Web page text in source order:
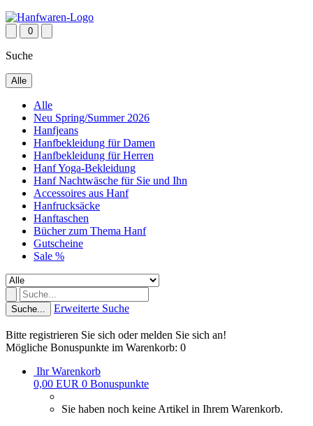
0
Suche
Alle
Alle
Neu Spring/Summer 2026
Hanfjeans
Hanfbekleidung für Damen
Hanfbekleidung für Herren
Hanf Yoga-Bekleidung
Hanf Nachtwäsche für Sie und Ihn
Accessoires aus Hanf
Hanfrucksäcke
Hanftaschen
Bücher zum Thema Hanf
Gutscheine
Sale %
Suche... Erweiterte Suche
Bitte registrieren Sie sich oder melden Sie sich an!
Mögliche Bonuspunkte im Warenkorb: 0
Ihr Warenkorb
0,00 EUR 0 Bonuspunkte
Sie haben noch keine Artikel in Ihrem Warenkorb.